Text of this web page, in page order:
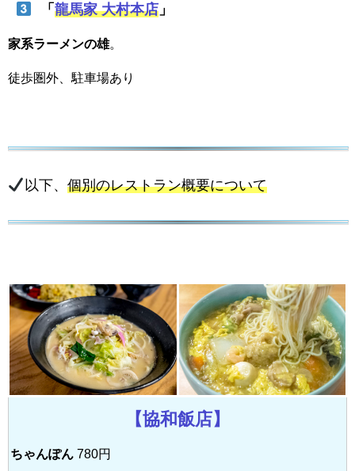
「 龍馬家 大村本店」
家系ラーメンの雄。
徒歩圏外、駐車場あり
以下、 個別のレストラン概要について
【協和飯店】
ちゃんぽん 780円